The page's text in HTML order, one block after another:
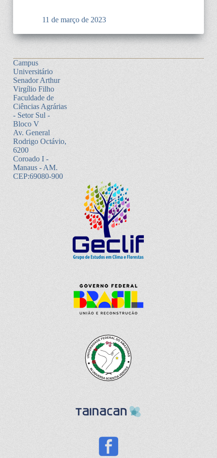
11 de março de 2023
Campus
Universitário
Senador Arthur
Virgílio Filho
Faculdade de
Ciências Agrárias
- Setor Sul -
Bloco V
Av. General
Rodrigo Octávio,
6200
Coroado I -
Manaus - AM.
CEP:69080-900